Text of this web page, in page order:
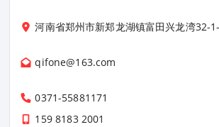
河南省郑州市新郑龙湖镇富田兴龙湾32-
qifone@163.com
0371-55881171
159 8183 2001